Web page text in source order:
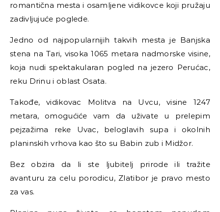
romantična mesta i osamljene vidikovce koji pružaju
zadivljujuće poglede.
Jedno od najpopularnijih takvih mesta je Banjska
stena na Tari, visoka 1065 metara nadmorske visine,
koja nudi spektakularan pogled na jezero Perućac,
reku Drinu i oblast Osata.
Takođe, vidikovac Molitva na Uvcu, visine 1247
metara, omogućiće vam da uživate u prelepim
pejzažima reke Uvac, beloglavih supa i okolnih
planinskih vrhova kao što su Babin zub i Midžor.
Bez obzira da li ste ljubitelj prirode ili tražite
avanturu za celu porodicu, Zlatibor je pravo mesto
za vas.